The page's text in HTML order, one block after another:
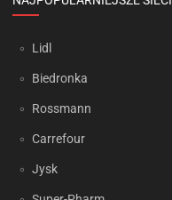
Lidl
Biedronka
Rossmann
Carrefour
Jysk